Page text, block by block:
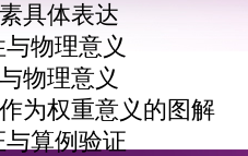
具体表达
物理意义
物理意义
权重意义的图解
算例验证